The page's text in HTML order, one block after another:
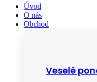
Úvod
O nás
Obchod
Veselé